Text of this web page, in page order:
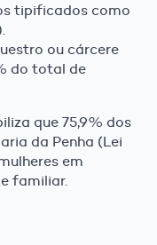
tipificados como
ou cárcere
do total de
que 75,9% dos
da Penha (Lei
em
familiar.